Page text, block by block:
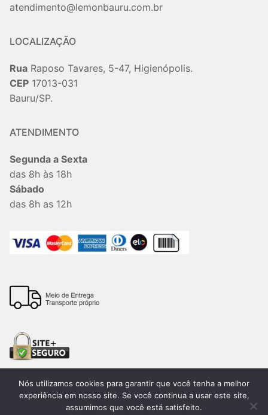
atendimento@lemonbauru.com.br
LOCALIZAÇÃO
Rua Raposo Tavares, 5-47, Higienópolis.
CEP 17013-031
Bauru/SP.
ATENDIMENTO
Segunda a Sexta
das 8h às 18h
Sábado
das 8h as 12h
Todos os direitos reservados. 2026®. Lemon Bauru –
Nós utilizamos cookies para garantir que você tenha a melhor
experiência em nosso site. Se você continua a usar este site,
assumimos que você está satisfeito.